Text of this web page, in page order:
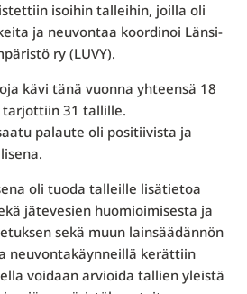
isoihin talleihin, joilla oli
ja neuvontaa koordinoi Länsi-
ry (LUVY).
kävi tänä vuonna yhteensä 18
tarjottiin 31 tallille.
palaute oli positiivista ja
oli tuoda talleille lisätietoa
jätevesien huomioimisesta ja
sekä muun lainsäädännön
neuvontakäynneillä kerättiin
voidaan arvioida tallien yleistä